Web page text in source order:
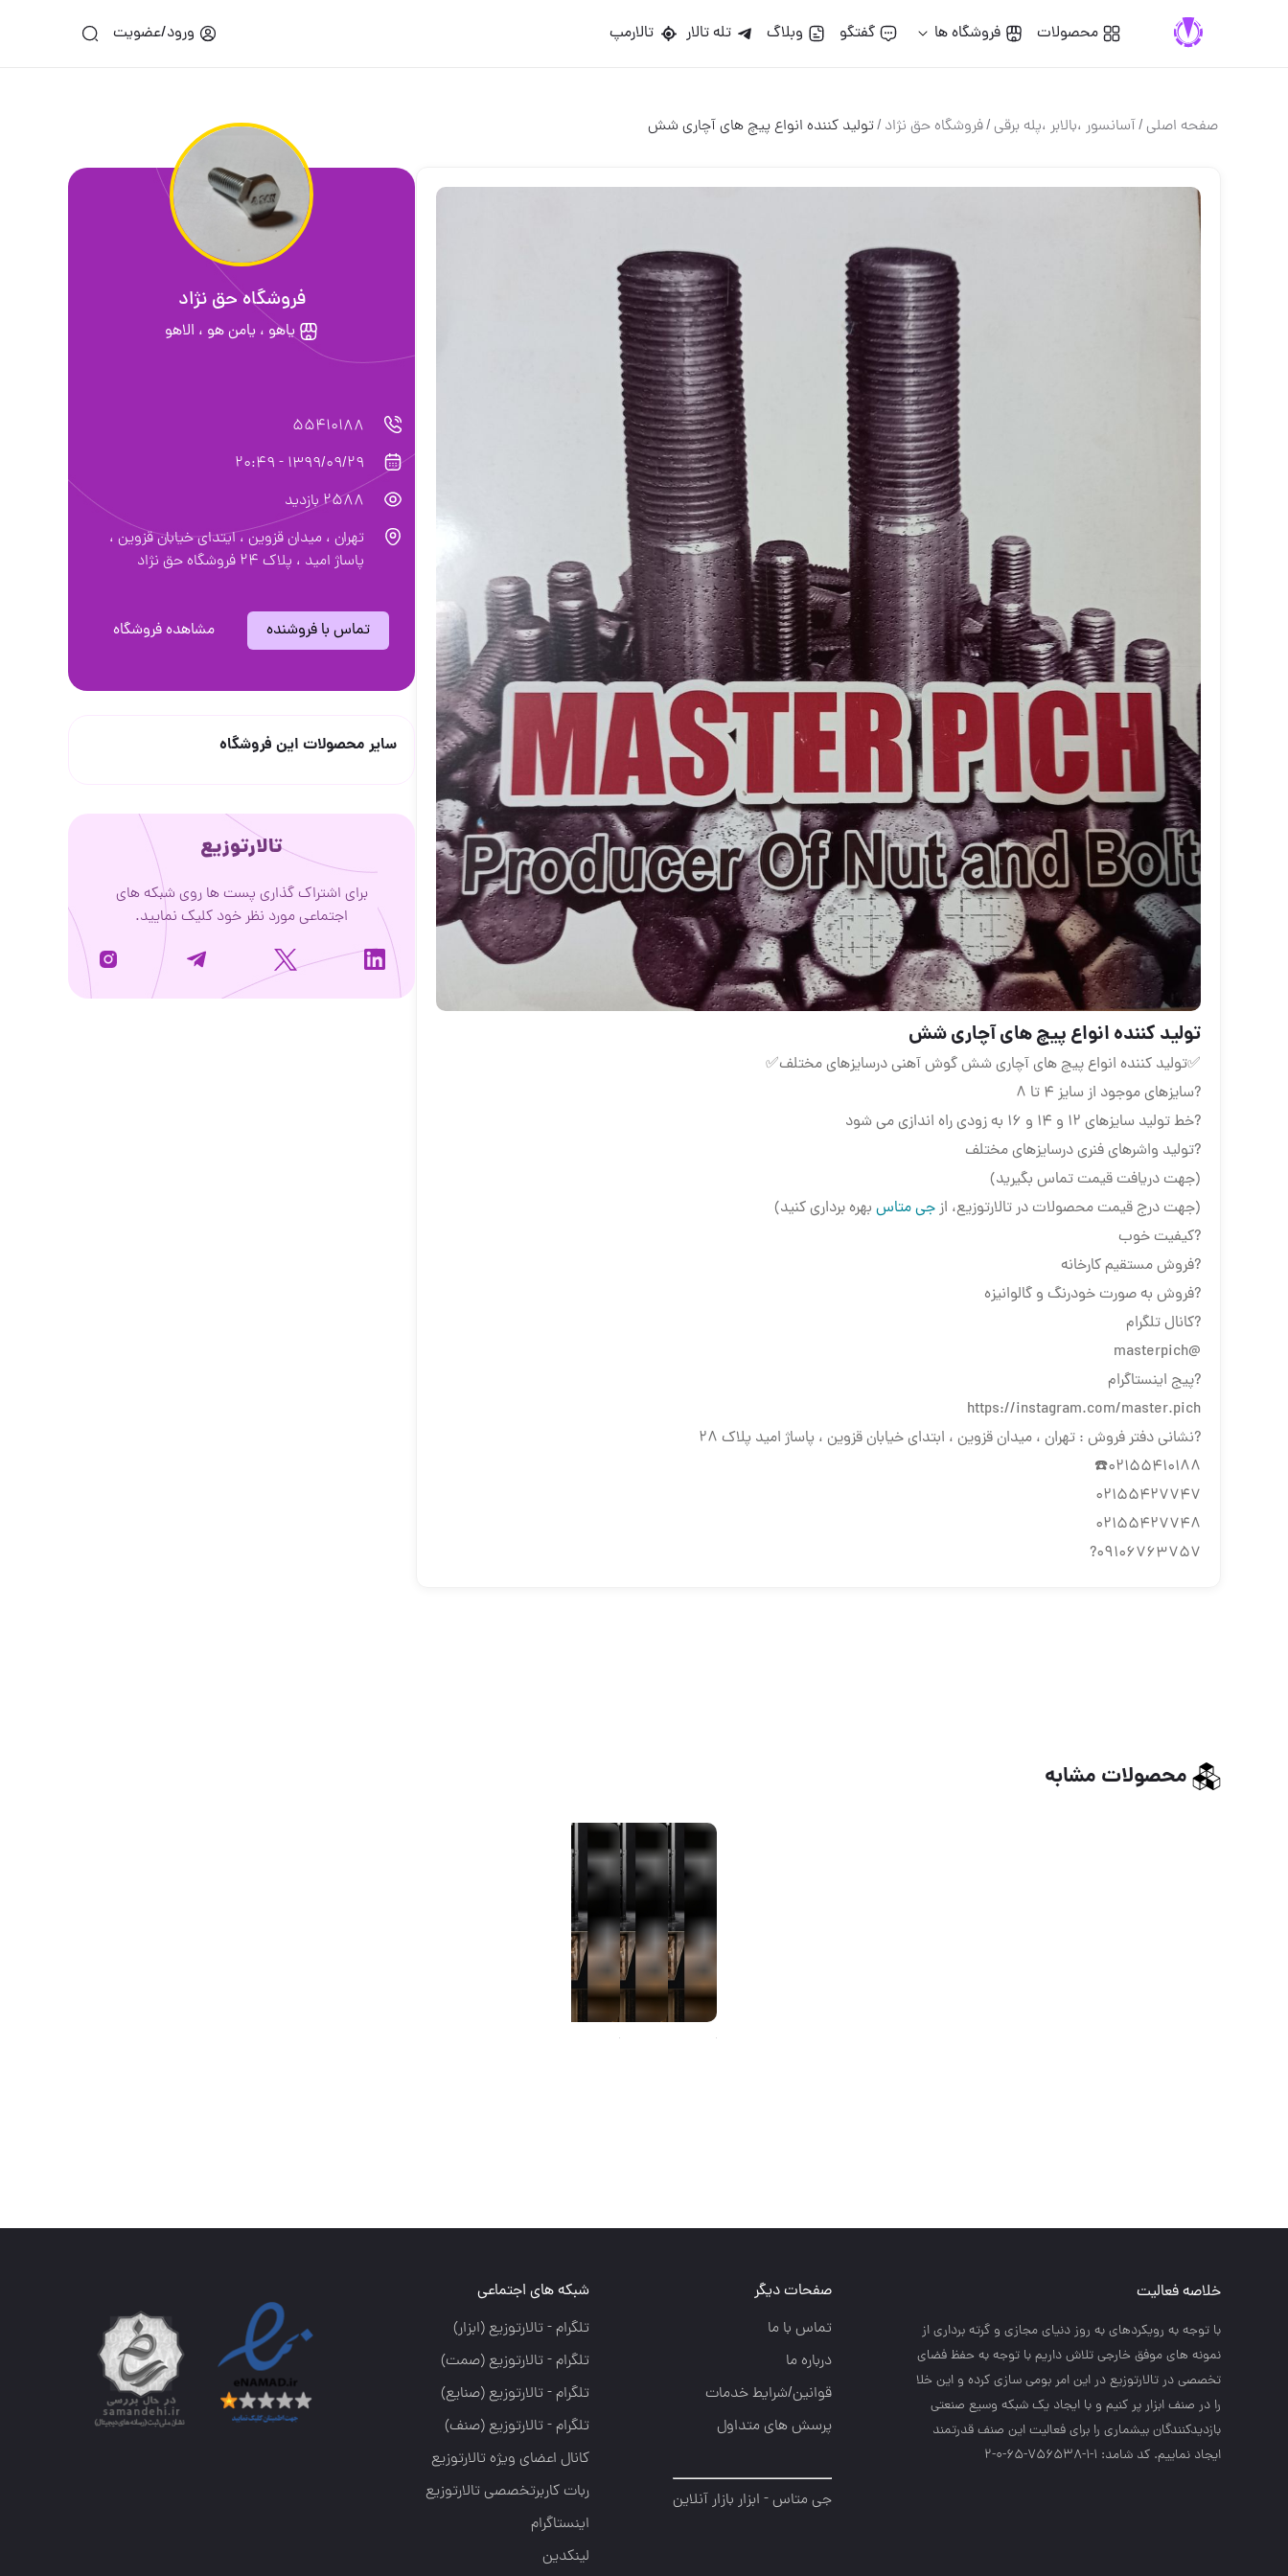
محصولات فروشگاه ها گفتگو وبلاگ تله تالار تالارمپ ورود/عضویت
صفحه اصلی/آسانسور ،بالابر ،پله برقي/فروشگاه حق نژاد /تولید کننده انواع پیچ های آچاری شش
تولید کننده انواع پیچ های آچاری شش
✅تولید کننده انواع پیچ های آچاری شش گوش آهنی درسایزهای مختلف✅
?سایزهای موجود از سایز ۴ تا ۸
?خط تولید سایزهای ۱۲ و ۱۴ و ۱۶ به زودی راه اندازی می شود
?تولید واشرهای فنری درسایزهای مختلف
(جهت دریافت قیمت تماس بگیرید)
(جهت درج قیمت محصولات در تالارتوزیع، ازجی متاس بهره برداری کنید)
?کیفیت خوب
?فروش مستقیم کارخانه
?فروش به صورت خودرنگ و گالوانیزه
?کانال تلگرام
@masterpich
?پیج اینستاگرام
https://instagram.com/master.pich
?نشانی دفتر فروش : تهران ، میدان قزوین ، ابتدای خیابان قزوین ، پاساژ امید پلاک ۲۸
02155410188☎️
02155427747
02155427748
09106763757?
فروشگاه حق نژاد
یاهو ، یامن هو ، الاهو
55410188
1399/09/29 - 20:49
2588 بازدید
تهران ، میدان قزوین ، ایتدای خیابان قزوین ،
پاساژ امید ، پلاک ۲۴ فروشگاه حق نژاد
تماس با فروشنده مشاهده فروشگاه
سایر محصولات این فروشگاه
تالارتوزیع
برای اشتراک گذاری پست ها روی شبکه های
اجتماعی مورد نظر خود کلیک نمایید.
محصولات مشابه
خلاصه فعالیت
با توجه به رويكردهاي به روز دنياي مجازي و گرته برداري از
نمونه هاي موفق خارجي تلاش داريم با توجه به حفظ فضاي
تخصصي در تالارتوزيع در اين امر بومي سازي كرده و اين خلا
را در صنف ابزار پر كنيم و با ايجاد يك شبكه وسيع صنعتي
بازديدكنندگان بيشماري را براي فعاليت اين صنف قدرتمند
ايجاد نماييم. کد شامد: 1-1-756538-65-0-2
صفحات دیگر
تماس با ما
درباره ما
قوانین/شرایط خدمات
پرسش های متداول
جی متاس - ابزار بازار آنلاین
شبکه های اجتماعی
تلگرام - تالارتوزيع (ابزار)
تلگرام - تالارتوزيع (صمت)
تلگرام - تالارتوزيع (صنايع)
تلگرام - تالارتوزیع (صنف)
کانال اعضای ویژه تالارتوزیع
ربات کاربرتخصصی تالارتوزیع
اینستاگرام
لینکدین